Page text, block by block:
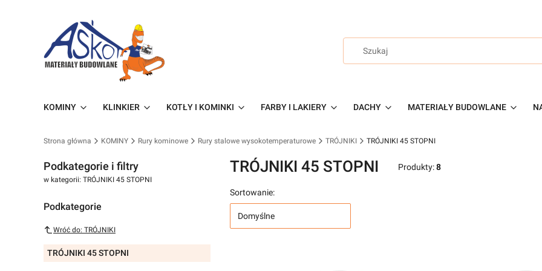
KOMINY KLINKIER KOTŁY I KOMINKI FARBY I LAKIERY DACHY MATERIAŁY BUDOWLANE
Strona główna KOMINY Rury kominowe Rury stalowe wysokotemperaturowe TRÓJNIKI TRÓJNIKI 45 STOPNI
Podkategorie i filtry
w kategorii: TRÓJNIKI 45 STOPNI
Podkategorie
Wróć do: TRÓJNIKI
TRÓJNIKI 45 STOPNI
TRÓJNIKI 45 STOPNI Produkty:8
Sortowanie:
Domyślne